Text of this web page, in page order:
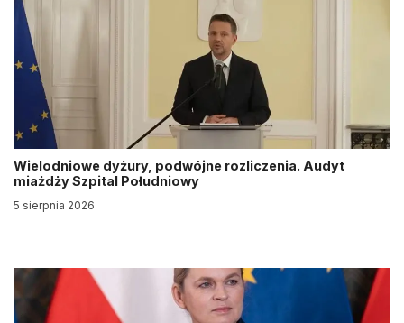
Wielodniowe dyżury, podwójne rozliczenia. Audyt
miażdży Szpital Południowy
5 sierpnia 2026